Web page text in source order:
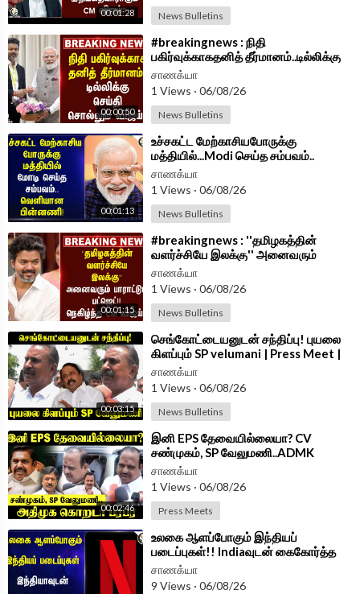
00:01:28 News Bulletins
00:00:50
⁣#breakingnews : நிதி
பகிர்வுக்காகதனித் தீர்மானம்..டில்லிக்கு
செய்தி சொல்லும் Vijay | TVK
Government
சாணக்யா
1 Views · 06/08/26
News Bulletins
00:01:13
⁣உச்சகட்ட மேற்காசியபோருக்கு
மத்தியில்...Modi செய்த சம்பவம்..
வெளியான பின்னணி!
சாணக்யா
1 Views · 06/08/26
News Bulletins
00:01:15
⁣#breakingnews : ''தமிழகத்தின்
வளர்ச்சியே இலக்கு'' அனைவரும்
பாராட்டும் Budget!! நெகிழ்ந்த CM
Vijay!!
சாணக்யா
1 Views · 06/08/26
News Bulletins
00:03:15
⁣செங்கோட்டையனுடன் சந்திப்பு! புயலை
கிளப்பும் SP velumani | Press Meet |
ADMK
சாணக்யா
1 Views · 06/08/26
News Bulletins
00:02:46
⁣இனி EPS தேவையில்லையா? CV
சண்முகம், SP வேலுமணி..ADMK
கொறடா Agri Krishnamoorthy Press
Meet |
சாணக்யா
1 Views · 06/08/26
Press Meets
⁣உலகை ஆளப்போகும் இந்தியப்
படைப்புகள்!! Indiaவுடன் கைகோர்த்த
Netflix! | Narendra Modi | Ted
Sarandos
சாணக்யா
9 Views · 06/08/26